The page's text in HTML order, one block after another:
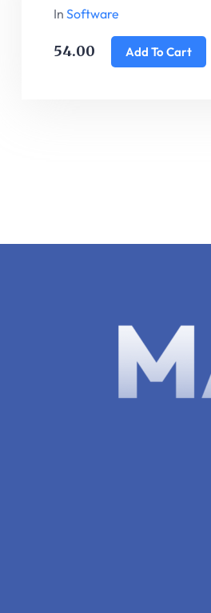
In Software
54.00 Add To Cart